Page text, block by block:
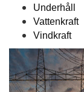
Underhåll
Vattenkraft
Vindkraft